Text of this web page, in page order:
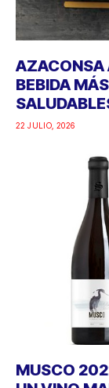
AZACONSA
BEBIDA
22 JULIO, 2026
MUSCO